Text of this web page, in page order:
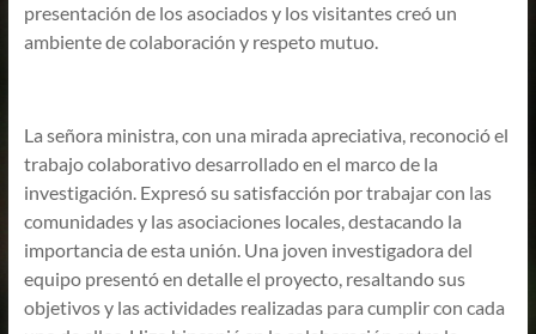
presentación de los asociados y los visitantes creó un
ambiente de colaboración y respeto mutuo.
La señora ministra, con una mirada apreciativa, reconoció el
trabajo colaborativo desarrollado en el marco de la
investigación. Expresó su satisfacción por trabajar con las
comunidades y las asociaciones locales, destacando la
importancia de esta unión. Una joven investigadora del
equipo presentó en detalle el proyecto, resaltando sus
objetivos y las actividades realizadas para cumplir con cada